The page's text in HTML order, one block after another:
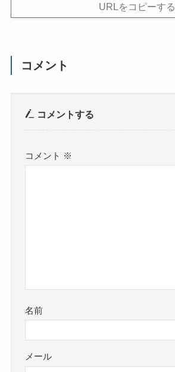
URLをコピーする
コメント
コメントする
コメント ※
名前
メール